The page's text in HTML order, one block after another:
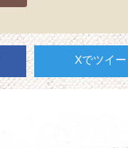
Xでツイ